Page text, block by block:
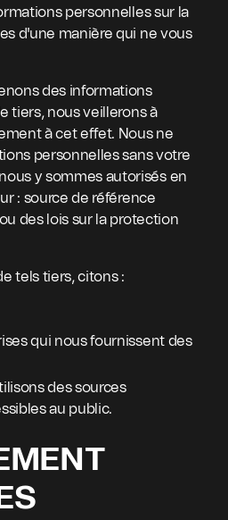
personnelles sur la
d'une manière qui ne vous
des informations
tiers, nous veillerons à
à cet effet. Nous ne
personnelles sans votre
y sommes autorisés en
: source de référence
des lois sur la protection
tels tiers, citons :
qui nous fournissent des
des sources
au public.